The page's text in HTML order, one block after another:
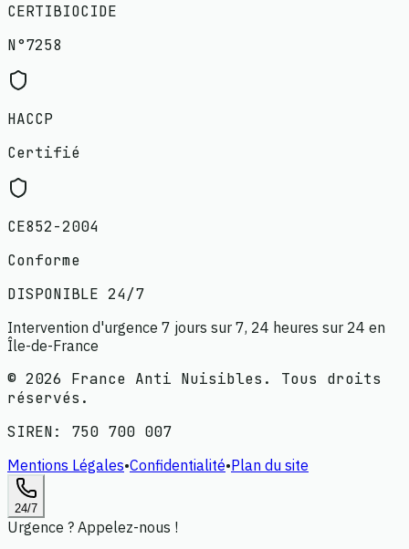
CERTIBIOCIDE
N°7258
HACCP
Certifié
CE852-2004
Conforme
DISPONIBLE 24/7
Intervention d'urgence 7 jours sur 7, 24 heures sur 24 en
Île-de-France
© 2026 France Anti Nuisibles. Tous droits
réservés.
SIREN: 750 700 007
Mentions Légales•Confidentialité•Plan du site
24/7
Urgence ? Appelez-nous !